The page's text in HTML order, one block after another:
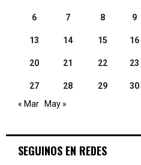
6 7 8 9
13 14 15 16
20 21 22 23
27 28 29
30
« Mar
May »
SEGUINOS EN REDES